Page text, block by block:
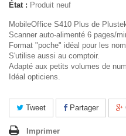
État : Produit neuf
MobileOffice S410 Plus de
Scanner auto-alimenté 6 pages/
Format "poche" idéal pour les
S'utilise aussi au comptoir.
Adapté aux petits volumes de
Idéal opticiens.
Tweet Partager
Imprimer